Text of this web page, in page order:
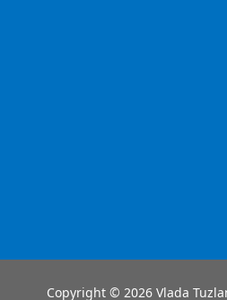
Copyright © 2026 Vlada